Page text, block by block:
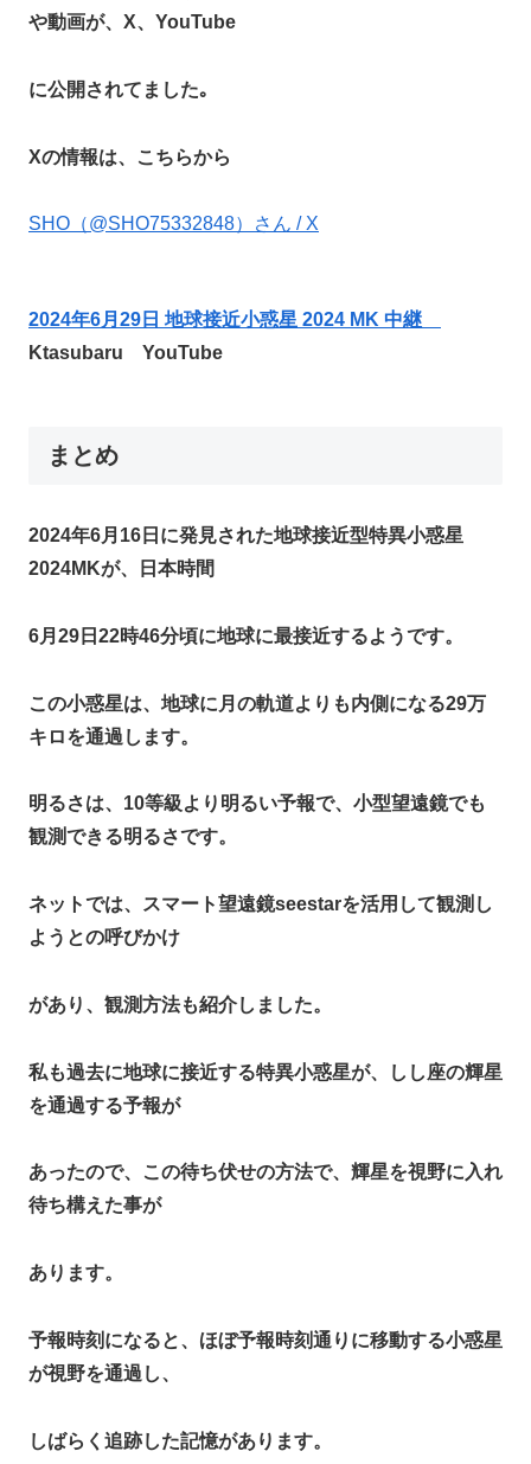
や動画が、X、YouTube
に公開されてました｡
Xの情報は、こちらから
SHO（@SHO75332848）さん / X
2024年6月29日 地球接近小惑星 2024 MK 中継
Ktasubaru
YouTube
まとめ
2024年6月16日に発見された地球接近型特異小惑星
2024MKが、日本時間
6月29日22時46分頃に地球に最接近するようです。
この小惑星は、地球に月の軌道よりも内側になる29万
キロを通過します。
明るさは、10等級より明るい予報で、小型望遠鏡でも
観測できる明るさです。
ネットでは、スマート望遠鏡seestarを活用して観測し
ようとの呼びかけ
があり、観測方法も紹介しました。
私も過去に地球に接近する特異小惑星が、しし座の輝星
を通過する予報が
あったので、この待ち伏せの方法で、輝星を視野に入れ
待ち構えた事が
あります。
予報時刻になると、ほぼ予報時刻通りに移動する小惑星
が視野を通過し、
しばらく追跡した記憶があります。